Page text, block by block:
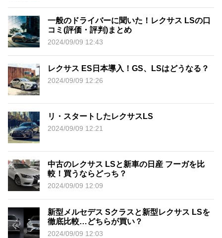
一般のドライバーに聞いた！レクサス LSの口
コミ(評価・評判)まとめ
2024/09/09 12:43
レクサス ES日本導入！GS、LSはどうなる？
2024/09/09 12:26
リ・スタートしたレクサスLS
2024/09/09 12:21
中古のレクサス LSと新車の日産 フーガを比
較！買うならどっち？
2024/09/09 12:09
新型メルセデス Sクラスと新型レクサス LSを
徹底比較…どちらが買い？
2024/09/09 12:03